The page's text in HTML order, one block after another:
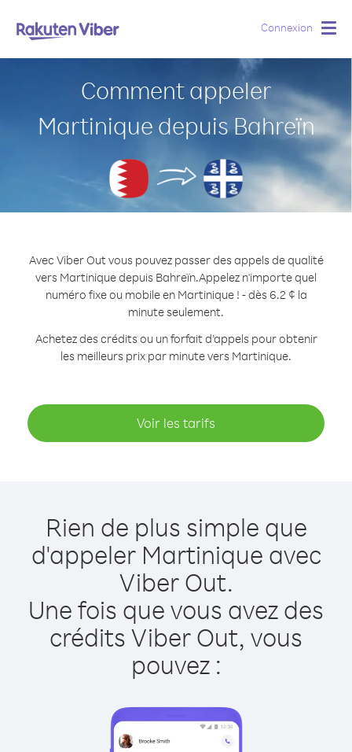
Connexion
Comment appeler
Martinique depuis Bahreïn
Avec Viber Out vous pouvez passer des appels de qualité
vers Martinique depuis Bahreïn.Appelez n'importe quel
numéro fixe ou mobile en Martinique ! - dès 6.2 ¢ la
minute seulement.
Achetez des crédits ou un forfait d’appels pour obtenir
les meilleurs prix par minute vers Martinique.
Voir les tarifs
Rien de plus simple que
d'appeler Martinique avec
Viber Out.
Une fois que vous avez des
crédits Viber Out, vous
pouvez :